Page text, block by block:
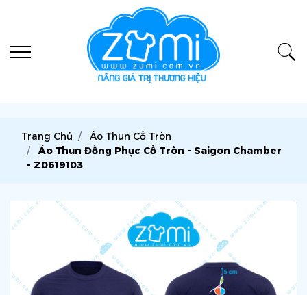
Trang Chủ
Áo Thun Cổ Tròn
Áo Thun Đồng Phục Cổ Tròn - Saigon Chamber
- Z0619103